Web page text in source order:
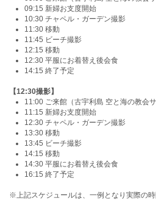
09:15 新婦お支度開始
10:30 チャペル・ガーデン撮影
11:30 移動
11:45 ビーチ撮影
12:15 移動
12:30 平服にお着替え後会食
14:15 終了予定
【12:30撮影】
11:00 ご来館（古宇利島 空と海の教会サ
11:15 新婦お支度開始
12:30 チャペル・ガーデン撮影
13:30 移動
13:45 ビーチ撮影
14:15 移動
14:30 平服にお着替え後会食
16:15 終了予定
※上記スケジュールは、一例となり実際の